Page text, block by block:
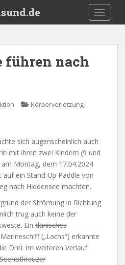
führen nach
Körperverletzung,
sich augenscheinlich auch
mit ihren zwei Kindern (9 und
Montag, dem 17.04.2024
auf ein Stand-Up Paddle von
nach Hiddensee machten.
der Strömung in Richtung
trug auch keine der
Ein dänisches
(„Lachs“) erkannte
Drei. Im weiteren Verlauf
Seenotkreuzer